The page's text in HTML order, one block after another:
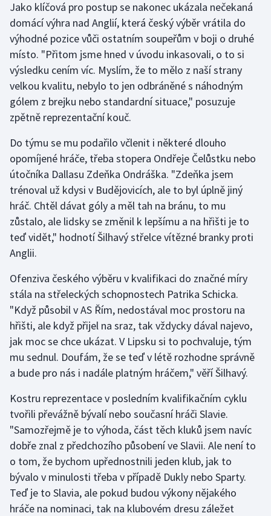
Jako klíčová pro postup se nakonec ukázala nečekaná
domácí výhra nad Anglií, která český výběr vrátila do
výhodné pozice vůči ostatním soupeřům v boji o druhé
místo. "Přitom jsme hned v úvodu inkasovali, o to si
výsledku cením víc. Myslím, že to mělo z naší strany
velkou kvalitu, nebylo to jen odbráněné s náhodným
gólem z brejku nebo standardní situace," posuzuje
zpětně reprezentační kouč.
Do týmu se mu podařilo včlenit i některé dlouho
opomíjené hráče, třeba stopera Ondřeje Čelůstku nebo
útočníka Dallasu Zdeňka Ondráška. "Zdeňka jsem
trénoval už kdysi v Budějovicích, ale to byl úplně jiný
hráč. Chtěl dávat góly a měl tah na bránu, to mu
zůstalo, ale lidsky se změnil k lepšímu a na hřišti je to
teď vidět," hodnotí Šilhavý střelce vítězné branky proti
Anglii.
Ofenziva českého výběru v kvalifikaci do značné míry
stála na střeleckých schopnostech Patrika Schicka.
"Když působil v AS Řím, nedostával moc prostoru na
hřišti, ale když přijel na sraz, tak vždycky dával najevo,
jak moc se chce ukázat. V Lipsku si to pochvaluje, tým
mu sednul. Doufám, že se teď v létě rozhodne správně
a bude pro nás i nadále platným hráčem," věří Šilhavý.
Kostru reprezentace v posledním kvalifikačním cyklu
tvořili převážně bývalí nebo současní hráči Slavie.
"Samozřejmě je to výhoda, část těch kluků jsem navíc
dobře znal z předchozího působení ve Slavii. Ale není to
o tom, že bychom upřednostnili jeden klub, jak to
bývalo v minulosti třeba v případě Dukly nebo Sparty.
Teď je to Slavia, ale pokud budou výkony nějakého
hráče na nominaci, tak na klubovém dresu záležet